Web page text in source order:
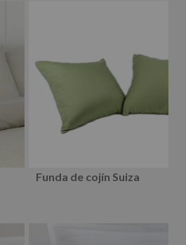
Empresa
de Cookies
Funda de cojín Suiza